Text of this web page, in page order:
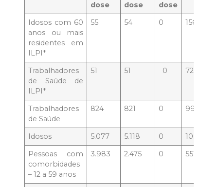
dose
dose
dose
Idosos com 60
anos ou mais
residentes em
ILPI*
55 54 0 156
Trabalhadores
de Saúde de
ILPI*
51 51 0 72
Trabalhadores
de Saúde
824 821 0 994
Idosos 5.077 5.118 0
10.177
Pessoas com
comorbidades
– 12 a 59 anos
3.983 2.475 0 551